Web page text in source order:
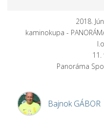
2018.
kaminokupa -
Panoráma
BajnokGÁBOR